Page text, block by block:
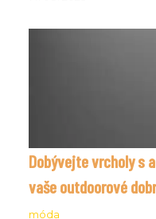
Dobývejte vrcholy s
vaše outdoorové
móda